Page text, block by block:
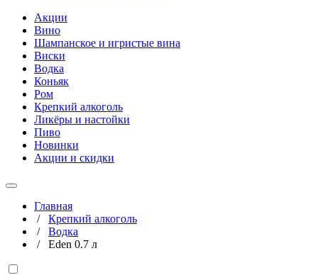
Акции
Вино
Шампанское и игристые вина
Виски
Водка
Коньяк
Ром
Крепкий алкоголь
Ликёры и настойки
Пиво
Новинки
Акции и скидки
Главная
/ Крепкий алкоголь
/ Водка
/ Eden 0.7 л